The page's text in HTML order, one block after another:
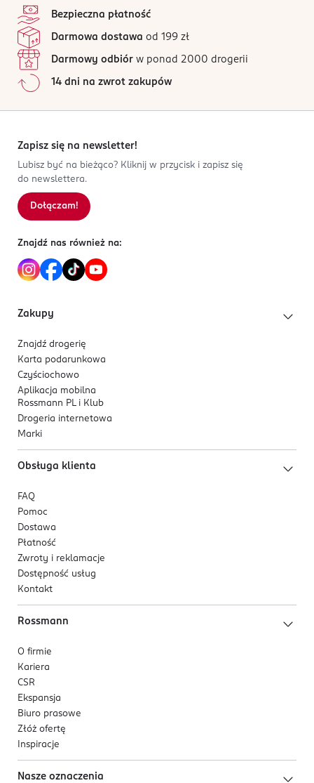
ROSSMANN SDP SP. z o.o.
św. Teresy 109
91-222 Łódź
Kod EAN
4 047196 019757
Wszystkie opinie są zweryfikowane zakupem.
4
0%
2
1
0%
Sortowanie wg
Bezpieczna płatność
Darmowa dostawa od 199 zł
Darmowy odbiór w ponad 2000 drogerii
14 dni na zwrot zakupów
Zapisz się na newsletter!
Lubisz być na bieżąco? Kliknij w przycisk i zapisz się
do newslettera.
Dołączam!
Znajdź nas również na:
Zakupy
Znajdź drogerię
Karta podarunkowa
Czyściochowo
Aplikacja mobilna
Rossmann PL i Klub
Drogeria internetowa
Marki
Obsługa klienta
FAQ
Pomoc
Dostawa
Płatność
Zwroty i reklamacje
Dostępność usług
Kontakt
Rossmann
O firmie
Kariera
CSR
Ekspansja
Biuro prasowe
Złóż ofertę
Inspiracje
Nasze oznaczenia